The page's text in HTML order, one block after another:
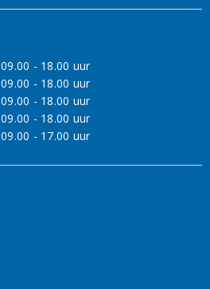
09.00 - 18.00 uur
09.00 - 18.00 uur
09.00 - 18.00 uur
09.00 - 18.00 uur
09.00 - 17.00 uur